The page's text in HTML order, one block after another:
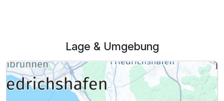
Doppelzimmer Standard
Lage & Umgebung